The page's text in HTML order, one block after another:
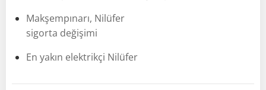
Makşempınarı, Nilüfer
sigorta değişimi
En yakın elektrikçi Nilüfer